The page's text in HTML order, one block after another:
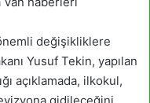
değişikliklere
Yusuf Tekin, yapılan
açıklamada, ilkokul,